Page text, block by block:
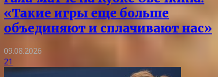
«Такие игры еще больше
объединяют и сплачивают нас»
09.08.2026
21